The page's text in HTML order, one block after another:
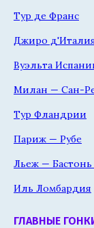
Тур де Франс
Джиро
Вуэльта
Милан — Сан-
Тур Фландрии
Париж — Рубе
Льеж —
Иль Ломбардия
ГЛАВНЫЕ